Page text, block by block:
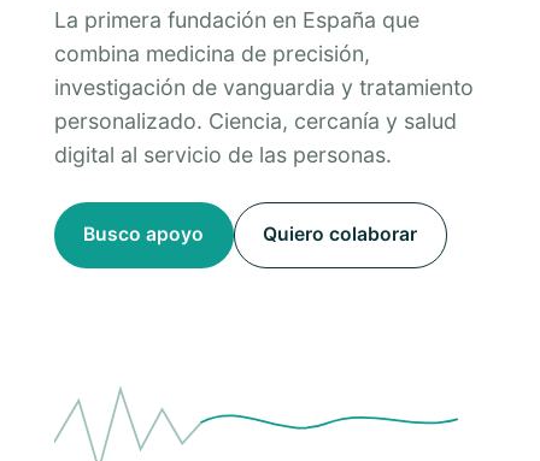
La primera fundación en España que
combina medicina de precisión,
investigación de vanguardia y tratamiento
personalizado. Ciencia, cercanía y salud
digital al servicio de las personas.
Busco apoyo Quiero colaborar